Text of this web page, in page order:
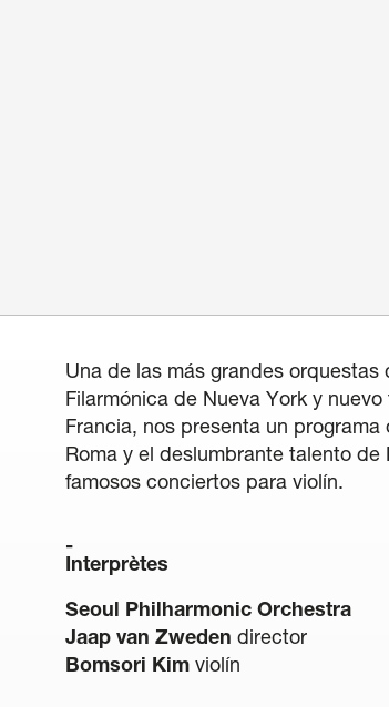
Una de las más grandes
Filarmónica de Nueva York y
Francia, nos presenta un
Roma y el deslumbrante talento
famosos conciertos para violín.
Interprètes
Seoul Philharmonic Orchestra
Jaap van Zweden director
Bomsori Kim violín